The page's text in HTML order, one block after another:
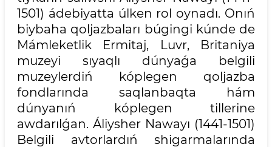
1501) ádebiyatta úlken rol oynadı. Onıń
biybaha qoljazbaları búgingi kúnde de
Mámleketlik Ermitaj, Luvr, Britaniya
muzeyi sıyaqlı dúnyaǵa belgili
muzeylerdiń kóplegen qoljazba
fondlarında saqlanbaqta hám
dúnyanıń kóplegen tillerine
awdarılǵan. Áliysher Nawayı (1441-1501)
Belgili avtorlardıń shigarmalarında